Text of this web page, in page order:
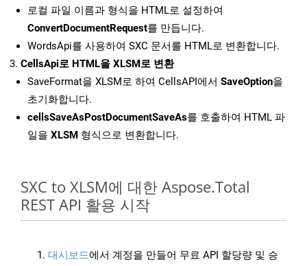
로컬 파일 이름과 형식을 HTML로 설정하여
ConvertDocumentRequest를 만듭니다.
WordsApi를 사용하여 SXC 문서를 HTML로 변환합니다.
CellsApi로 HTML을 XLSM로 변환
SaveFormat을 XLSM로 하여 CellsAPI에서 SaveOption을
초기화합니다.
cellsSaveAsPostDocumentSaveAs를 호출하여 HTML 파
일을 XLSM 형식으로 변환합니다.
SXC to XLSM에 대한 Aspose.Total
REST API 활용 시작
대시보드에서 계정을 만들어 무료 API 할당량 및 승